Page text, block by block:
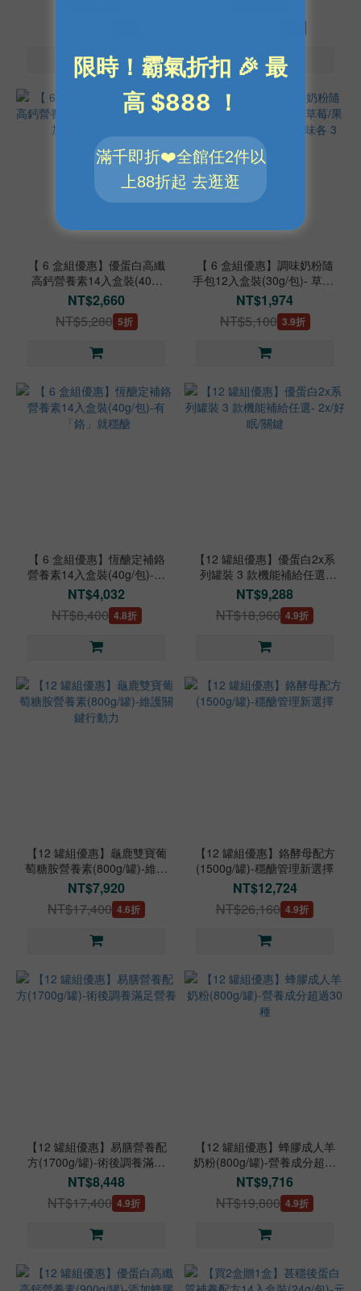
【 6 盒組優惠】優蛋白高纖
高鈣營養素14入盒裝(40g/
包)-添加蜂膠提升保護力
NT$2,660
NT$5,280 5折
【 6 盒組優惠】調味奶粉隨
手包12入盒裝(30g/包)- 草莓/
果汁/麥芽/巧克力(四種口味
各 3 入)
NT$1,974
NT$5,100 3.9折
【 6 盒組優惠】恆醣定補鉻
營養素14入盒裝(40g/包)-有
「鉻」就穩醣
NT$4,032
NT$8,400 4.8折
【12 罐組優惠】優蛋白2x系
列罐裝 3 款機能補給任選-
2x/好眠/關鍵
NT$9,288
NT$18,960 4.9折
【12 罐組優惠】龜鹿雙寶葡
萄糖胺營養素(800g/罐)-維護
關鍵行動力
NT$7,920
NT$17,400 4.6折
【12 罐組優惠】鉻酵母配方
(1500g/罐)-穩醣管理新選擇
NT$12,724
NT$26,160 4.9折
【12 罐組優惠】易膳營養配
方(1700g/罐)-術後調養滿足
營養
NT$8,448
NT$17,400 4.9折
【12 罐組優惠】蜂膠成人羊
奶粉(800g/罐)-營養成分超過
30種
NT$9,716
NT$19,800 4.9折